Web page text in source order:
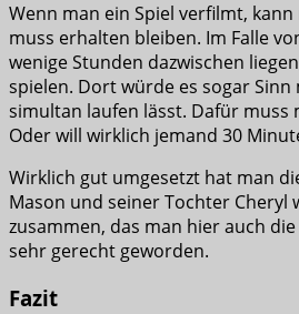
Wenn man ein Spiel verfilmt,
muss erhalten bleiben. Im Falle
wenige Stunden dazwischen
spielen. Dort würde es sogar Sinn
simultan laufen lässt. Dafür muss
Oder will wirklich jemand 30
Wirklich gut umgesetzt hat man
Mason und seiner Tochter Cheryl
zusammen, das man hier auch
sehr gerecht geworden.
Fazit